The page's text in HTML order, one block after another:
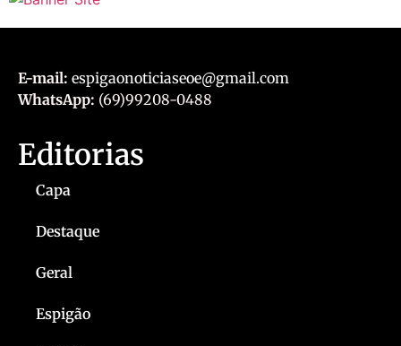
E-mail: espigaonoticiaseoe@gmail.com
WhatsApp: (69)99208-0488
Editorias
Capa
Destaque
Geral
Espigão